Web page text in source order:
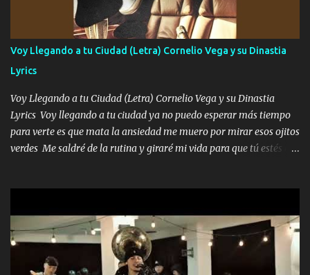
enamora pa describirte unas cuantas horas también pregunta que
quiero contigo que seas dichosa al estar conmigo Y ya borracho
contéstame la llamada pa dedicarte unas bonitas palabras así
borracho me animo a decirte todo y puedo describirlo mucho que
me encantes Decirte que me siento muy feliz y emocionado por
tenerte aquí espero que quiera...
Voy Llegando a tu Ciudad (Letra) Cornelio Vega y su Dinastia
Lyrics
Voy Llegando a tu Ciudad (Letra) Cornelio Vega y su Dinastia
Lyrics Voy llegando a tu ciudad ya no puedo esperar más tiempo
para verte es que mata la ansiedad me muero por mirar esos ojitos
verdes Me saldré de la rutina y giraré mi vida para que tú estés en
solo yo tendre el candado 🔒 del amor ❤️ Música Mil y un besos
para dar ya estando en tu ciudad no habrá quien lo detenga si las
copas van de más vayamos a un lugar y cerremos las puertas
Entre alcohol y besos se va incrementado el Fuego en esa